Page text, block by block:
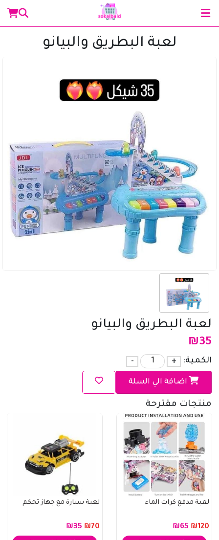
لعبة البطريق والبيانو
₪35
الكمية: +
-
اضافة الي السلة
لعبة البطريق والبيانو
منتجات مقترحة
لعبة مدفع كرات الماء
₪120
لعبة سيارة مع جهاز تحكم
₪70
كيف يمكنني مساعدتك؟ اكتب لي عن المنتج الذي